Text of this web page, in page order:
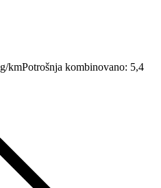
g/kmPotrošnja kombinovano: 5,4